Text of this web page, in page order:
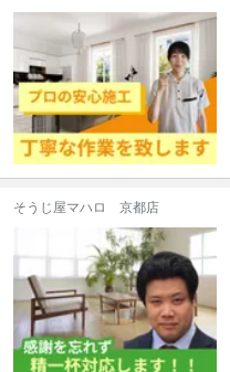
そうじ屋マハロ 京都店